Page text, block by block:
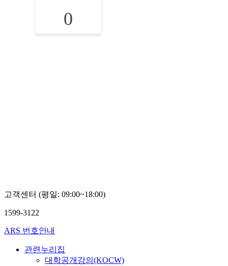
0
고객센터 (평일: 09:00~18:00)
1599-3122
ARS 번호안내
관련누리집
대학공개강의(KOCW)